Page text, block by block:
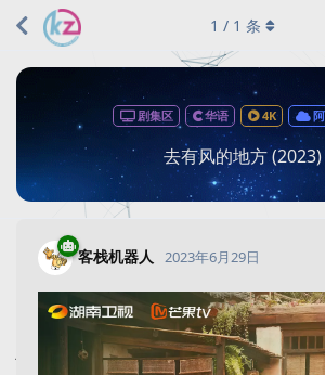
剧集区 华语 4K
去有风的地方 (2023)
1 / 1 条
客栈机器人
2023年6月29日